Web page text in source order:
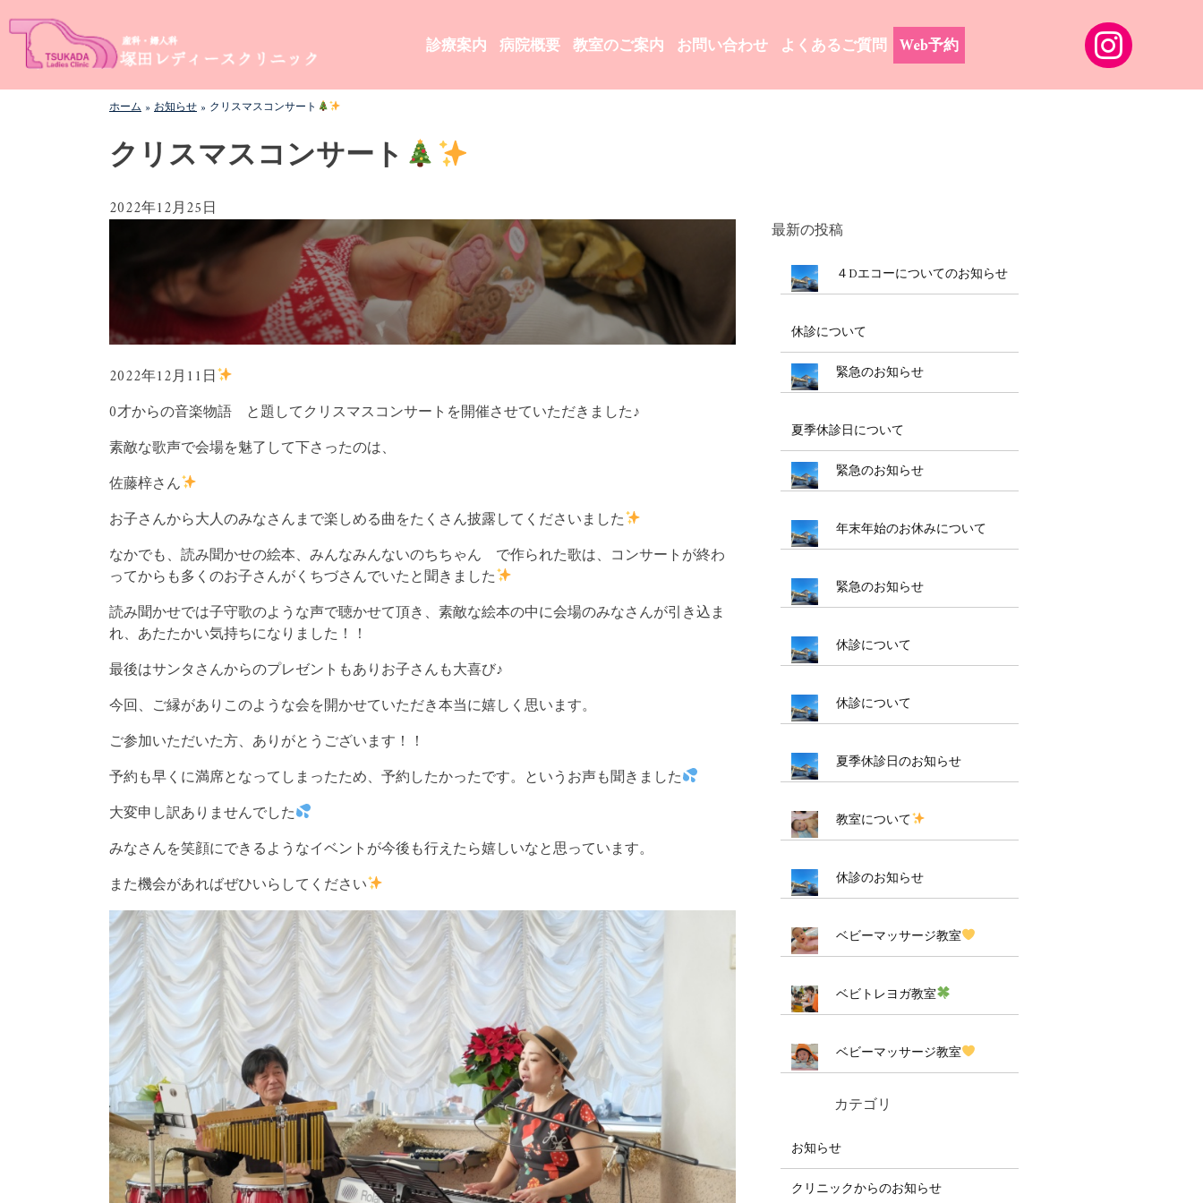
to
content
塚田レディースクリニック
岐阜県瑞浪市の婦人科・産科専門レディースクリニック
です。妊娠検診、胎児超音波診断、更年期障害、月経異
常、不妊、人口妊娠中絶、その他婦人科疾患、不妊の相
談など、どんな小さな悩みでもご相談ください。
診療案内 病院概要 教室のご案内 お問い合わせ よくあるご質問 Web予約
ホーム » お知らせ » クリスマスコンサート
クリスマスコンサート
2022年12月25日
2022年12月11日
0才からの音楽物語 と題してクリスマスコンサートを開催させていただきました♪
素敵な歌声で会場を魅了して下さったのは、
佐藤梓さん
お子さんから大人のみなさんまで楽しめる曲をたくさん披露してくださいました
なかでも、読み聞かせの絵本、みんなみんないのちちゃん で作られた歌は、コンサートが終わ
ってからも多くのお子さんがくちづさんでいたと聞きました
読み聞かせでは子守歌のような声で聴かせて頂き、素敵な絵本の中に会場のみなさんが引き込ま
れ、あたたかい気持ちになりました！！
最後はサンタさんからのプレゼントもありお子さんも大喜び♪
今回、ご縁がありこのような会を開かせていただき本当に嬉しく思います。
ご参加いただいた方、ありがとうございます！！
予約も早くに満席となってしまったため、予約したかったです。というお声も聞きました
大変申し訳ありませんでした
みなさんを笑顔にできるようなイベントが今後も行えたら嬉しいなと思っています。
また機会があればぜひいらしてください
最新の投稿
４Dエコーについてのお知らせ
休診について
緊急のお知らせ
夏季休診日について
緊急のお知らせ
年末年始のお休みについて
緊急のお知らせ
休診について
休診について
夏季休診日のお知らせ
教室について
休診のお知らせ
ベビーマッサージ教室
ベビトレヨガ教室
ベビーマッサージ教室
カテゴリ
お知らせ
クリニックからのお知らせ